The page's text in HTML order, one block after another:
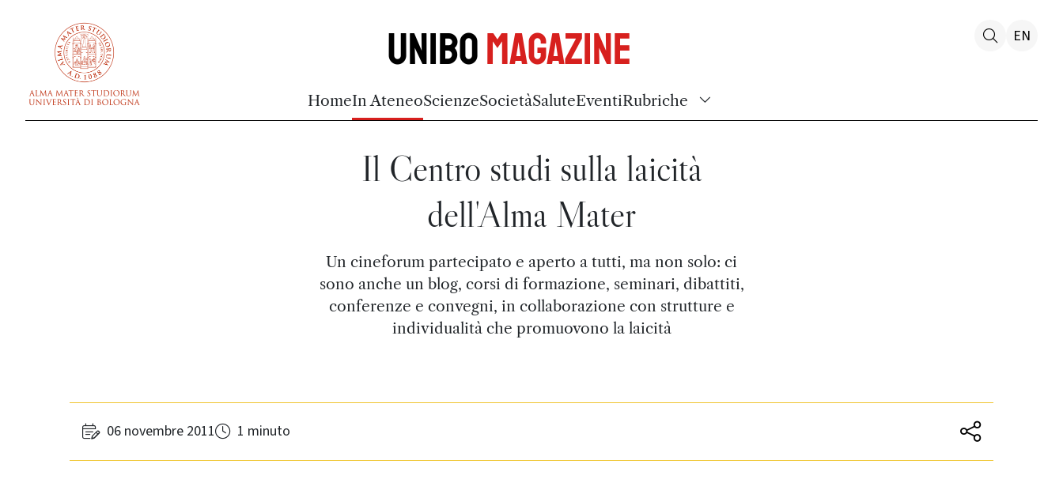
UniboMagazine
HomeIn AteneoScienzeSocietàSaluteEventiRubriche
EN
Il Centro studi sulla laicità
dell'Alma Mater
Un cineforum partecipato e aperto a tutti, ma non solo: ci
sono anche un blog, corsi di formazione, seminari, dibattiti,
conferenze e convegni, in collaborazione con strutture e
individualità che promuovono la laicità
06 novembre 2011 1 minuto